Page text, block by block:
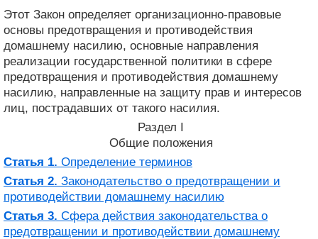
Этот Закон определяет организационно-правовые
основы предотвращения и противодействия
домашнему насилию, основные направления
реализации государственной политики в сфере
предотвращения и противодействия домашнему
насилию, направленные на защиту прав и интересов
лиц, пострадавших от такого насилия.
Раздел I
Общие положения
Статья 1. Определение терминов
Статья 2. Законодательство о предотвращении и
противодействии домашнему насилию
Статья 3. Сфера действия законодательства о
предотвращении и противодействии домашнему